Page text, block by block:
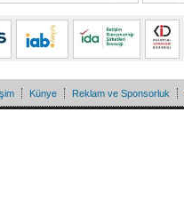
Künye Reklam ve Sponsorluk